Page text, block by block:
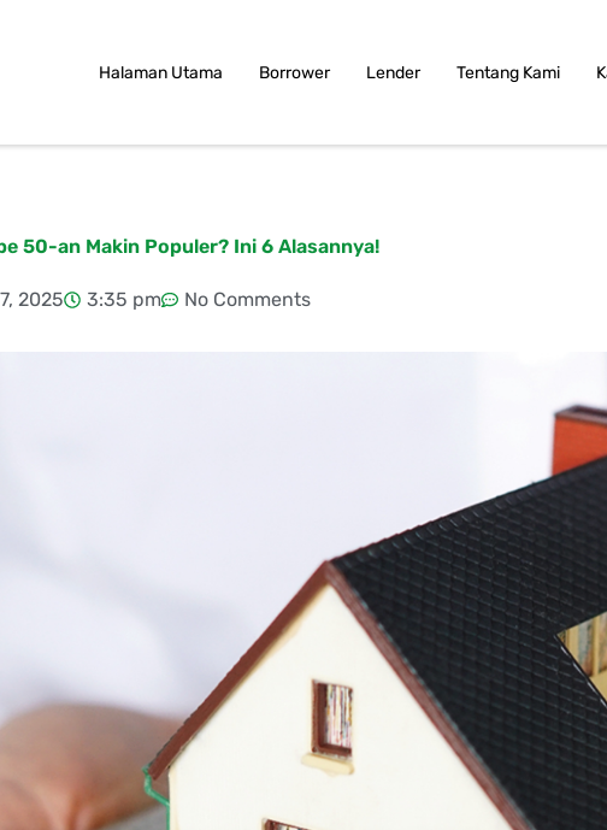
Halaman Utama Borrower Lender Tentang Kami
50-an Makin Populer? Ini 6 Alasannya!
2025 3:35 pm No Comments